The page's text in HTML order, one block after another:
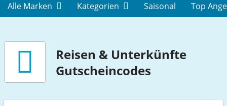
Alle Marken Kategorien Saisonal Top
Reisen & Unterkünfte
Gutscheincodes